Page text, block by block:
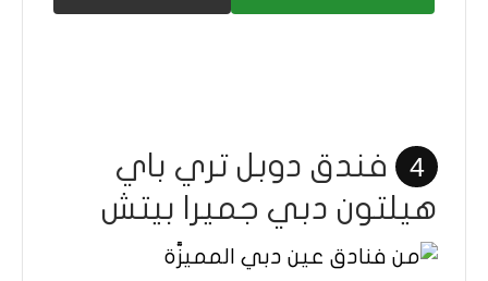
4
فندق دوبل تري باي
هيلتون دبي جميرا بيتش